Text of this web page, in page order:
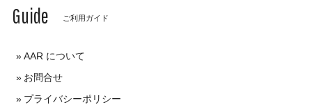
Guide ご利用ガイド
AAR について
お問合せ
プライバシーポリシー